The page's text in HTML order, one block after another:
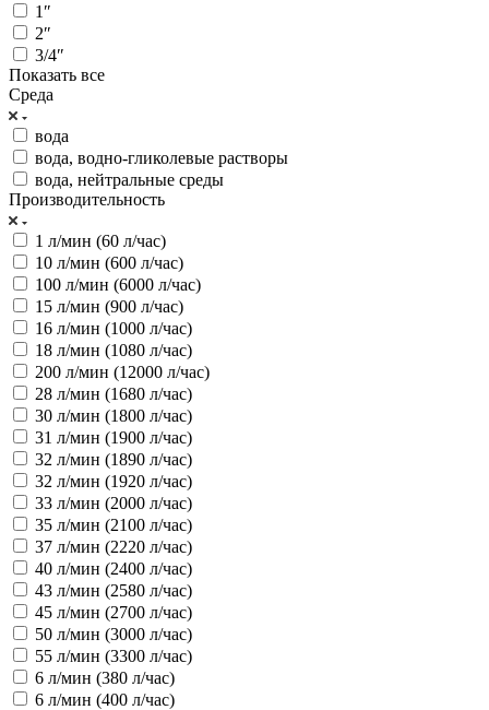
1″
2″
3/4″
Показать все
Среда
вода
вода, водно-гликолевые растворы
вода, нейтральные среды
Производительность
1 л/мин (60 л/час)
10 л/мин (600 л/час)
100 л/мин (6000 л/час)
15 л/мин (900 л/час)
16 л/мин (1000 л/час)
18 л/мин (1080 л/час)
200 л/мин (12000 л/час)
28 л/мин (1680 л/час)
30 л/мин (1800 л/час)
31 л/мин (1900 л/час)
32 л/мин (1890 л/час)
32 л/мин (1920 л/час)
33 л/мин (2000 л/час)
35 л/мин (2100 л/час)
37 л/мин (2220 л/час)
40 л/мин (2400 л/час)
43 л/мин (2580 л/час)
45 л/мин (2700 л/час)
50 л/мин (3000 л/час)
55 л/мин (3300 л/час)
6 л/мин (380 л/час)
6 л/мин (400 л/час)